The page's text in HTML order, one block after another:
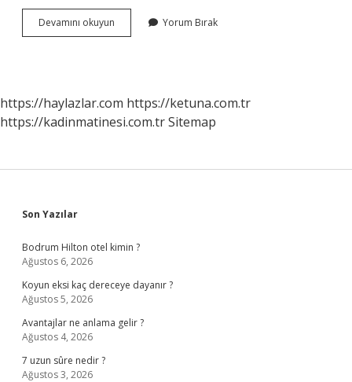
Devamını okuyun Beşibirlik
Fiyatı
Yorum Bırak
https://haylazlar.com https://ketuna.com.tr
https://kadinmatinesi.com.trSitemap
Sidebar
Son Yazılar
Bodrum Hilton otel kimin ?
Ağustos 6, 2026
Koyun eksi kaç dereceye dayanır ?
Ağustos 5, 2026
Avantajlar ne anlama gelir ?
Ağustos 4, 2026
7 uzun sûre nedir ?
Ağustos 3, 2026